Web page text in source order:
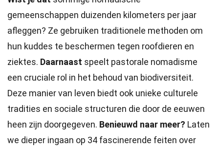
gemeenschappen duizenden kilometers per jaar
afleggen? Ze gebruiken traditionele methoden om
hun kuddes te beschermen tegen roofdieren en
ziektes. Daarnaast speelt pastorale nomadisme
een cruciale rol in het behoud van biodiversiteit.
Deze manier van leven biedt ook unieke culturele
tradities en sociale structuren die door de eeuwen
heen zijn doorgegeven. Benieuwd naar meer? Laten
we dieper ingaan op 34 fascinerende feiten over